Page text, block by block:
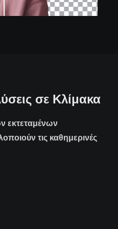
σε Κλίμακα
εκτεταμένων
τις καθημερινές